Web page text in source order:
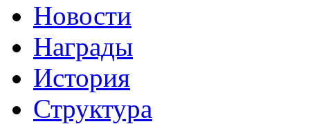
Новости
Награды
История
Структура